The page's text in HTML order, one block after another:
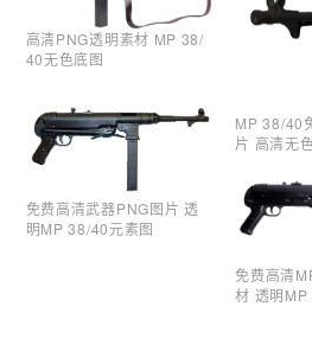
高清PNG透明素材 MP 38/
40无色底图
免费高清武器PNG图片 透
明MP 38/40元素图
MP 38/40
片 高清无
免费高清
材 透明